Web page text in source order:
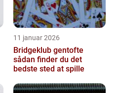
11 januar 2026
Bridgeklub gentofte
sådan finder du det
bedste sted at spille